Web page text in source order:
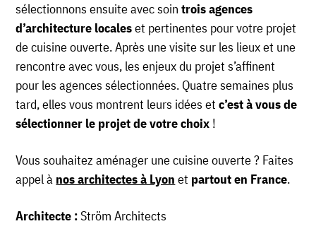
sélectionnons ensuite avec sointrois agences
d’architecture localeset pertinentes pour votre projet
de cuisine ouverte. Après une visite sur les lieux et une
rencontre avec vous, les enjeux du projet s’affinent
pour les agences sélectionnées. Quatre semaines plus
tard, elles vous montrent leurs idées etc’est à vous de
sélectionner le projet de votre choix !
Vous souhaitez aménager une cuisine ouverte ? Faites
appel à nos architectes à Lyon et partout en France.
Architecte : Ström Architects